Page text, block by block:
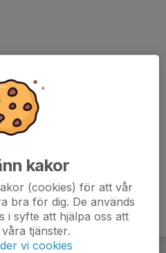
kakor
(cookies) för att vår
bra för dig. De används
i syfte att hjälpa oss att
tjänster.
vi cookies